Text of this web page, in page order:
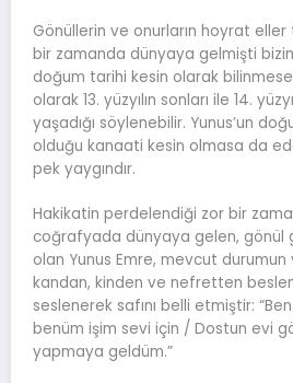
Gönüllerin ve onurların hoyrat eller
bir zamanda dünyaya gelmişti
doğum tarihi kesin olarak
olarak 13. yüzyılın sonları ile 14.
yaşadığı söylenebilir. Yunus’un
olduğu kanaati kesin olmasa da
pek yaygındır.
Hakikatin perdelendiği zor bir
coğrafyada dünyaya gelen, gönül
olan Yunus Emre, mevcut
kandan, kinden ve nefretten
seslenerek safını belli etmiştir:
benüm işim sevi için / Dostun evi
yapmaya geldüm.”